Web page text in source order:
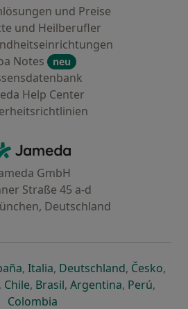
und Preise
und Heilberufler
Notes
neu
Help Center
Jameda - Startseite
GmbH
Straße 45 a-d
Deutschland
neuen Registerkarte
in einer neuen Registerkarte
öffnet in einer neuen
, Italiaöffnet in einer neuen
, Deutschlandöffnet in
, Česko,
neuen Registerkarte
öffnet in einer neuen Registerkarte
, Chileöffnet in einer neuen
, Brasilöffnet in einer neuen
, Argentinaöffnet in
, Perúöffnet
,
Colombia